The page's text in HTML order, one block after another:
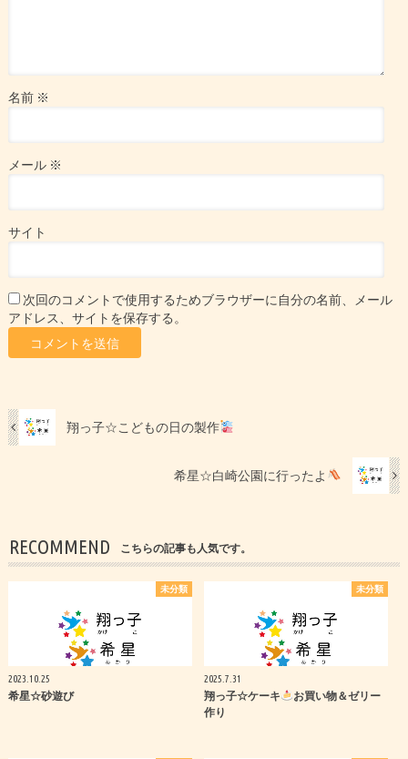
名前 ※
メール ※
サイト
次回のコメントで使用するためブラウザーに自分の名前、メール
アドレス、サイトを保存する。
翔っ子☆こどもの日の製作
希星☆白崎公園に行ったよ
RECOMMEND こちらの記事も人気です。
未分類
2023.10.25
希星☆砂遊び
未分類
2025.7.31
翔っ子☆ケーキ
お買い物＆ゼリー
作り